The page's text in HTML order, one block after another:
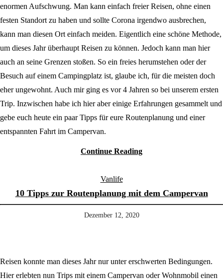
enormen Aufschwung. Man kann einfach freier Reisen, ohne einen
festen Standort zu haben und sollte Corona irgendwo ausbrechen,
kann man diesen Ort einfach meiden. Eigentlich eine schöne Methode,
um dieses Jahr überhaupt Reisen zu können. Jedoch kann man hier
auch an seine Grenzen stoßen. So ein freies herumstehen oder der
Besuch auf einem Campingplatz ist, glaube ich, für die meisten doch
eher ungewohnt. Auch mir ging es vor 4 Jahren so bei unserem ersten
Trip. Inzwischen habe ich hier aber einige Erfahrungen gesammelt und
gebe euch heute ein paar Tipps für eure Routenplanung und einer
entspannten Fahrt im Campervan.
Continue Reading
Vanlife
10 Tipps zur Routenplanung mit dem Campervan
Dezember 12, 2020
Reisen konnte man dieses Jahr nur unter erschwerten Bedingungen.
Hier erlebten nun Trips mit einem Campervan oder Wohnmobil einen